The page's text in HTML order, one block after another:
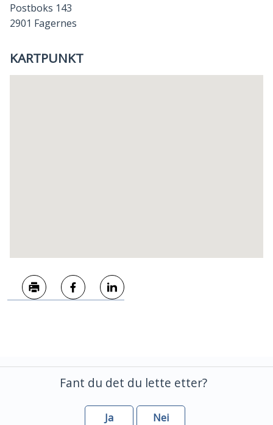
Postboks 143
2901 Fagernes
KARTPUNKT
Fant du det du lette etter?
Ja Nei